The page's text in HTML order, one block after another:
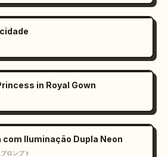
in Royal Gown
com Iluminação Dupla Neon
ロンプト